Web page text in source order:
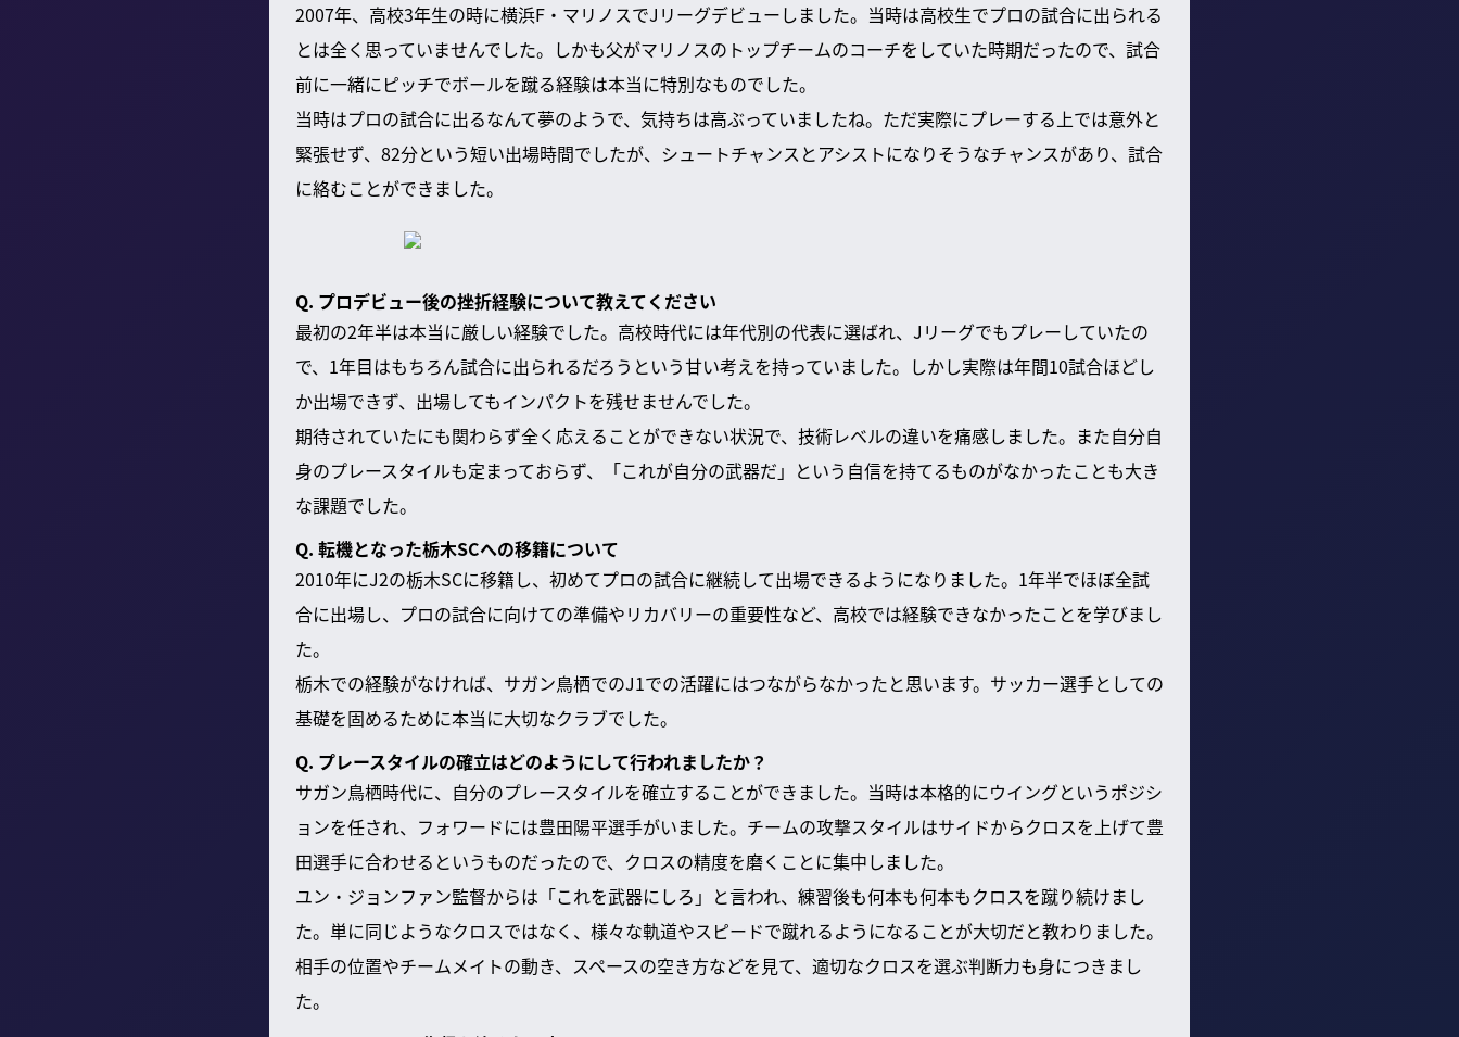
2007年、高校3年生の時に横浜F・マリノスでJリーグデビューしました。当時は高校生でプロの試合に出られる
とは全く思っていませんでした。しかも父がマリノスのトップチームのコーチをしていた時期だったので、試合
前に一緒にピッチでボールを蹴る経験は本当に特別なものでした。
当時はプロの試合に出るなんて夢のようで、気持ちは高ぶっていましたね。ただ実際にプレーする上では意外と
緊張せず、82分という短い出場時間でしたが、シュートチャンスとアシストになりそうなチャンスがあり、試合
に絡むことができました。
Q. プロデビュー後の挫折経験について教えてください
最初の2年半は本当に厳しい経験でした。高校時代には年代別の代表に選ばれ、Jリーグでもプレーしていたの
で、1年目はもちろん試合に出られるだろうという甘い考えを持っていました。しかし実際は年間10試合ほどし
か出場できず、出場してもインパクトを残せませんでした。
期待されていたにも関わらず全く応えることができない状況で、技術レベルの違いを痛感しました。また自分自
身のプレースタイルも定まっておらず、「これが自分の武器だ」という自信を持てるものがなかったことも大き
な課題でした。
Q. 転機となった栃木SCへの移籍について
2010年にJ2の栃木SCに移籍し、初めてプロの試合に継続して出場できるようになりました。1年半でほぼ全試
合に出場し、プロの試合に向けての準備やリカバリーの重要性など、高校では経験できなかったことを学びまし
た。
栃木での経験がなければ、サガン鳥栖でのJ1での活躍にはつながらなかったと思います。サッカー選手としての
基礎を固めるために本当に大切なクラブでした。
Q. プレースタイルの確立はどのようにして行われましたか？
サガン鳥栖時代に、自分のプレースタイルを確立することができました。当時は本格的にウイングというポジシ
ョンを任され、フォワードには豊田陽平選手がいました。チームの攻撃スタイルはサイドからクロスを上げて豊
田選手に合わせるというものだったので、クロスの精度を磨くことに集中しました。
ユン・ジョンファン監督からは「これを武器にしろ」と言われ、練習後も何本も何本もクロスを蹴り続けまし
た。単に同じようなクロスではなく、様々な軌道やスピードで蹴れるようになることが大切だと教わりました。
相手の位置やチームメイトの動き、スペースの空き方などを見て、適切なクロスを選ぶ判断力も身につきまし
た。